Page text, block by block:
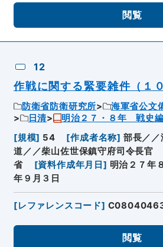
閲覧
12
作戦に関する緊要雑件（１０
防衛省防衛研究所 海軍省公文
日清
明治２７・８年 戦史
[規模] 54 [作成者名称] 部長／／
道／／柴山佐世保鎮守府司令長官
省
[資料作成年月日 ] 明治２７年
年９月３日
[レファレンスコード]
閲覧